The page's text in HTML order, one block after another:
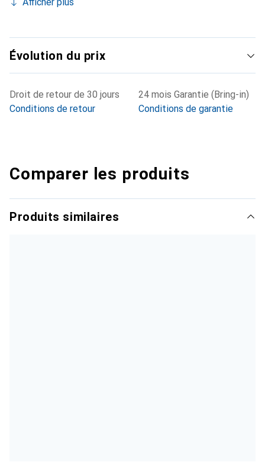
Évolution du prix
Droit de retour de 30 jours
Conditions de retour
24 mois Garantie (Bring-in)
Conditions de garantie
Comparer les produits
Produits similaires